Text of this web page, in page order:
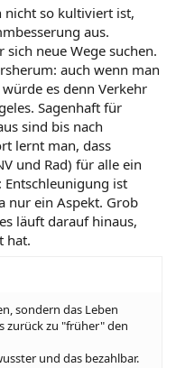
nicht so kultiviert ist,
aus.
neue Wege suchen.
auch wenn man
es denn Verkehr
Sagenhaft für
sind bis nach
lernt man, dass
und Rad) für alle ein
Entschleunigung ist
nur ein Aspekt. Grob
läuft darauf hinaus,
hat.
sondern das Leben
zurück zu "früher" den
und das bezahlbar.